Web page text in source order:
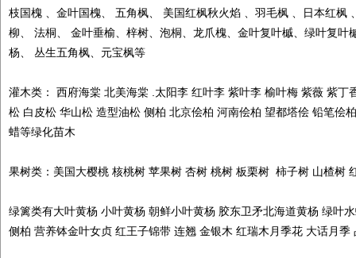
枝国槐 、金叶国槐、 五角枫、 美国红枫秋火焰 、羽毛枫 、日本红枫
柳、 法桐、 金叶垂榆、梓树、泡桐、龙爪槐、金叶复叶槭、绿叶复
杨、 丛生五角枫、元宝枫等
灌木类： 西府海棠 北美海棠 .太阳李 红叶李 紫叶李 榆叶梅 紫薇 紫
松 白皮松 华山松 造型油松 侧柏 北京侩柏 河南侩柏 望都塔侩 铅笔侩
蜡等绿化苗木
果树类：美国大樱桃 核桃树 苹果树 杏树 桃树 板栗树 柿子树 山楂树
绿篱类有大叶黄杨 小叶黄杨 朝鲜小叶黄杨 胶东卫矛北海道黄杨 绿叶
侧柏 营养钵金叶女贞 红王子锦带 连翘 金银木 红瑞木月季花 大话月季